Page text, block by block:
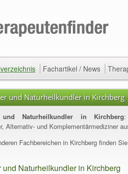
Fachartikel / News
und Naturheilkundler in Kirchberg
und Naturheilkundler in Kirchberg
Alternativ- und Komplementärmediziner
Fachbereichen in Kirchberg finden
und Naturheilkundler in Kirchberg